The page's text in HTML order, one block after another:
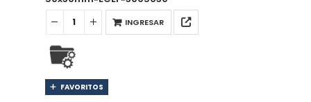
INGRESAR
FAVORITOS